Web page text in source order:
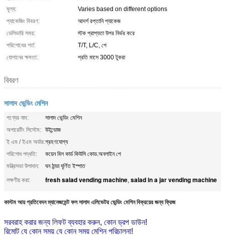
মূল্য:
Varies based on different options
প্যাকেজিং বিবরণ:
আদর্শ রপ্তানি প্যাকেজ
ডেলিভারি সময়:
স্টক প্রাপ্যতা উপর নির্ভর করে
পরিশোধের শর্ত:
T/T, L/C, পে
যোগানের ক্ষমতা:
প্রতি মাসে 3000 টুকরা
বিবরণ
সালাদ ভেন্ডিং মেশিন
পণ্যের নাম:
সালাদ ভেন্ডিং মেশিন
অপারেটিং সিস্টেম: উইন্ডোজ
ই এম / ইএম অর্ডার:গ্রহণযোগ্য
পরিশোধ পদ্ধতি:
কয়েন বিল কার্ড কিউসি কোড.অনলাইন পে
মন্ত্রিসভা উপাদান:
ঘন ঠান্ডা ঘূর্ণিত ইস্পাত
লক্ষণীয় করা:
fresh salad vending machine, salad in a jar vending machine
কাস্টম আয় প্রতিবেদন ম্যানেজমেন্ট ফল সালাদ এলিভেটর ভেন্ডিং মেশিন বিক্রয়ের জন্য ফ্রিজ
সরবরাহ করার জন্য লিফট ব্যবহার করুন, কোন ড্রপ ডাউন!
রিমোট যে কোন সময় যে কোন সময় মেশিন পরিচালনা!